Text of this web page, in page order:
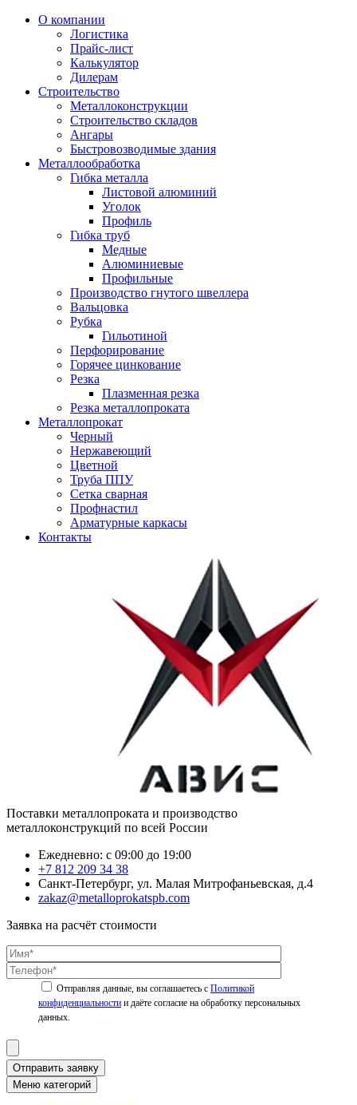
О компании
Логистика
Прайс-лист
Калькулятор
Дилерам
Строительство
Металлоконструкции
Строительство складов
Ангары
Быстровозводимые здания
Металлообработка
Гибка металла
Листовой алюминий
Уголок
Профиль
Гибка труб
Медные
Алюминиевые
Профильные
Производство гнутого швеллера
Вальцовка
Рубка
Гильотиной
Перфорирование
Горячее цинкование
Резка
Плазменная резка
Резка металлопроката
Металлопрокат
Черный
Нержавеющий
Цветной
Труба ППУ
Сетка сварная
Профнастил
Арматурные каркасы
Контакты
Поставки металлопроката и производство
металлоконструкций по всей России
Ежедневно: с 09:00 до 19:00
+7 812 209 34 38
Санкт-Петербург, ул. Малая Митрофаньевская, д.4
zakaz@metalloprokatspb.com
Заявка на расчёт стоимости
Политикой
конфиденциальности
Отправить заявку
Меню категорий